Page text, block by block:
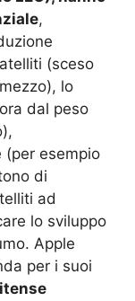
,
(sceso
lo
dal peso
(per esempio
di
ad
lo sviluppo
Apple
per i suoi